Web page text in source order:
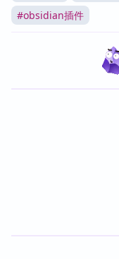
#obsidian插件